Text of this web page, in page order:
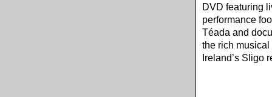
DVD featuring
performance
Téada and
the rich musical
Ireland’s Sligo